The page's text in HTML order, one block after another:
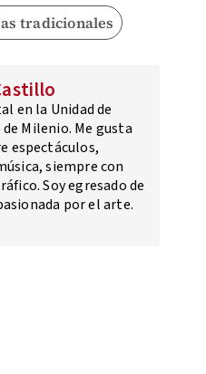
tradicionales
en la Unidad de
Milenio. Me gusta
espectáculos,
siempre con
Soy egresado de
por el arte.